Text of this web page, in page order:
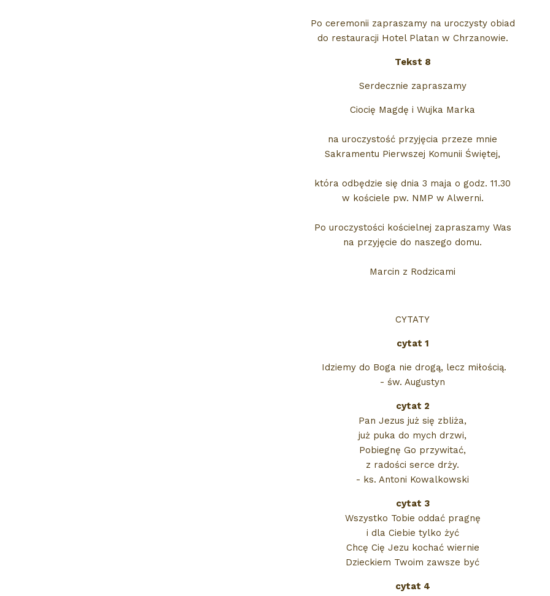
Po ceremonii zapraszamy na uroczysty obiad
do restauracji Hotel Platan w Chrzanowie.
Tekst 8
Serdecznie zapraszamy
Ciocię Magdę i Wujka Marka
na uroczystość przyjęcia przeze mnie
Sakramentu Pierwszej Komunii Świętej,
która odbędzie się dnia 3 maja o godz. 11.30
w kościele pw. NMP w Alwerni.
Po uroczystości kościelnej zapraszamy Was
na przyjęcie do naszego domu.
Marcin z Rodzicami
CYTATY
cytat 1
Idziemy do Boga nie drogą, lecz miłością.
- św. Augustyn
cytat 2
Pan Jezus już się zbliża,
już puka do mych drzwi,
Pobiegnę Go przywitać,
z radości serce drży.
- ks. Antoni Kowalkowski
cytat 3
Wszystko Tobie oddać pragnę
i dla Ciebie tylko żyć
Chcę Cię Jezu kochać wiernie
Dzieckiem Twoim zawsze być
cytat 4